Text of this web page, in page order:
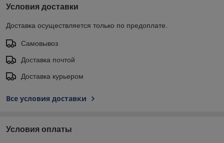
Условия доставки
Доставка осуществляется только по предоплате.
Самовывоз
Доставка почтой
Доставка курьером
Все условия доставки
Условия оплаты